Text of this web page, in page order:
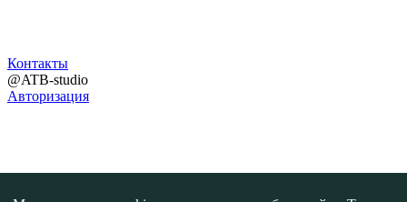
Контакты
@ATB-studio
Авторизация